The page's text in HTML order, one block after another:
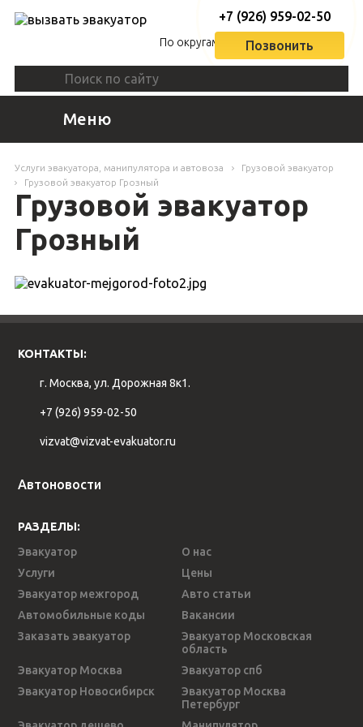
По округам
+7 (926) 959-02-50
Позвонить
Меню
Услуги эвакуатора, манипулятора и автовоза
Грузовой эвакуатор
Грузовой эвакуатор Грозный
Грузовой эвакуатор
Грозный
КОНТАКТЫ:
г. Москва, ул. Дорожная 8к1.
+7 (926) 959-02-50
vizvat@vizvat-evakuator.ru
Автоновости
РАЗДЕЛЫ:
Эвакуатор
О нас
Услуги
Цены
Эвакуатор межгород
Авто статьи
Автомобильные коды
Вакансии
Заказать эвакуатор
Эвакуатор Московская
область
Эвакуатор Москва
Эвакуатор спб
Эвакуатор Новосибирск
Эвакуатор Москва
Петербург